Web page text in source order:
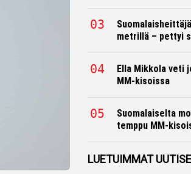
metrillä – pettyi
Ella Mikkola veti
MM-kisoissa
Suomalaiselta
temppu MM-
LUETUIMMAT